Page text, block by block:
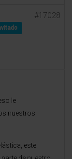
#17028
le
nuestros
este